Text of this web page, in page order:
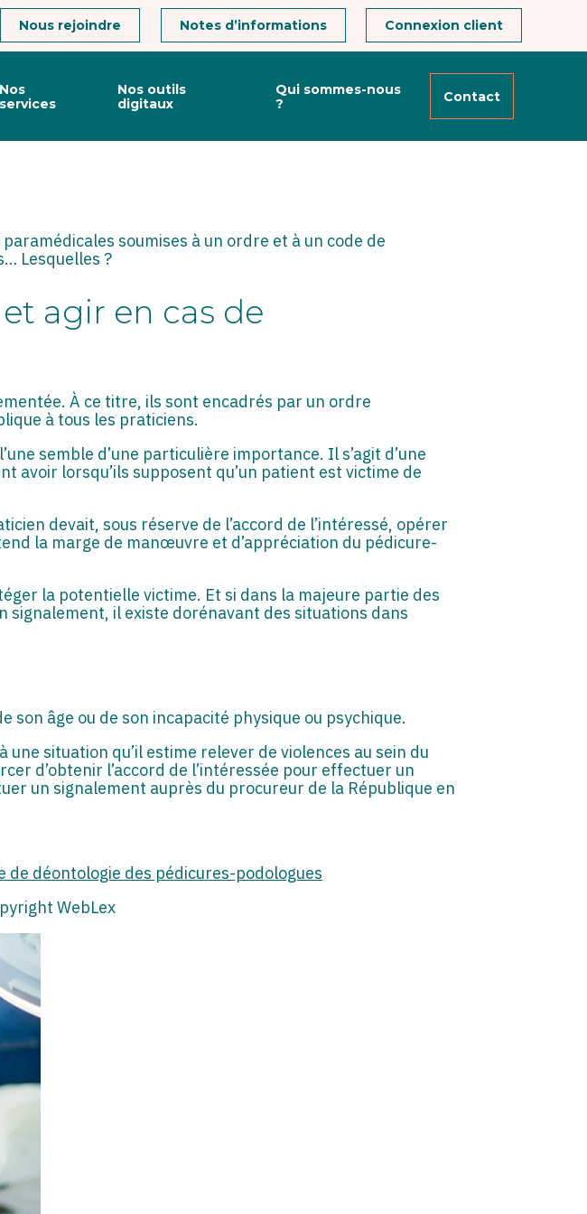
Connexion client
Notes d’informations
Nous rejoindre
Nos
services
Nos outils
digitaux
Qui sommes-nous
?
Contact
soumises à un ordre et à un code de
Lesquelles ?
agir en cas de
À ce titre, ils sont encadrés par un ordre
à tous les praticiens.
semble d’une particulière importance. Il s’agit d’une
avoir lorsqu’ils supposent qu’un patient est victime de
devait, sous réserve de l’accord de l’intéressé, opérer
la marge de manœuvre et d’appréciation du pédicure-
la potentielle victime. Et si dans la majeure partie des
signalement, il existe dorénavant des situations dans
son âge ou de son incapacité physique ou psychique.
situation qu’il estime relever de violences au sein du
d’obtenir l’accord de l’intéressée pour effectuer un
un signalement auprès du procureur de la République en
déontologie des pédicures-podologues
WebLex